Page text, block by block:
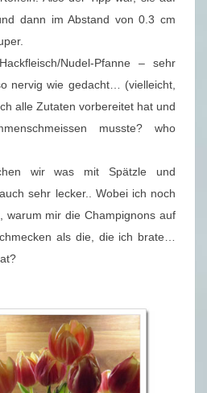
dann im Abstand von 0.3 cm
Nudel-Pfanne – sehr
nervig wie gedacht… (vielleicht,
alle Zutaten vorbereitet hat und
musste? who
wir was mit Spätzle und
sehr lecker.. Wobei ich noch
warum mir die Champignons auf
als die, die ich brate…